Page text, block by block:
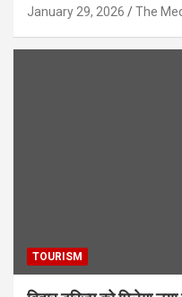
January 29, 2026 The
TOURISM